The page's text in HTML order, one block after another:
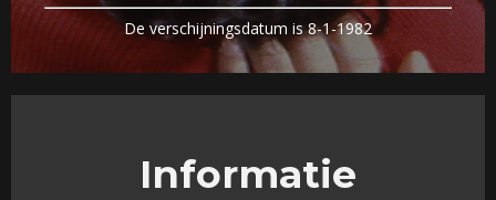
De verschijningsdatum is 8-1-1982
Informatie